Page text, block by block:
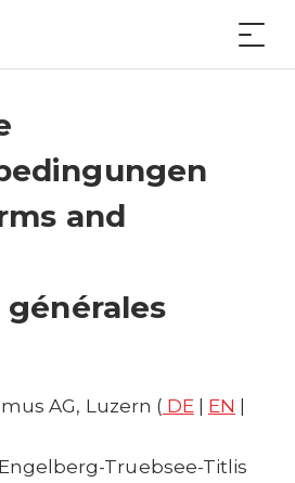
and
AG, Luzern ( DE| EN
Truebsee-Titlis